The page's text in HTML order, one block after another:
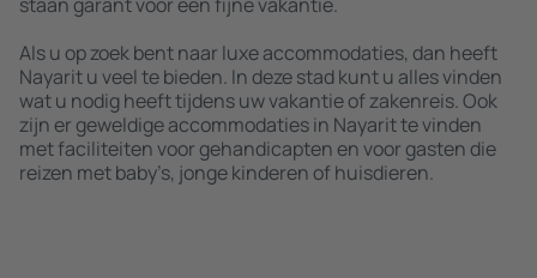
Als u op zoek bent naar luxe accommodaties, dan heeft
Nayarit u veel te bieden. In deze stad kunt u alles vinden
wat u nodig heeft tijdens uw vakantie of zakenreis. Ook
zijn er geweldige accommodaties in Nayarit te vinden
met faciliteiten voor gehandicapten en voor gasten die
reizen met baby’s, jonge kinderen of huisdieren.